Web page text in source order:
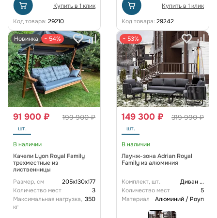
Купить в 1 клик
Код товара: 29210
Купить в 1 клик
Код товара: 29242
Новинка − 54%
199 900 ₽
91 900 ₽
шт.
В наличии
Качели Lyon Royal Family
трехместные из
лиственницы
Размер, см
205х130х177
Количество мест
3
Максимальная нагрузка,
кг
350
− 53%
319 990 ₽
149 300 ₽
шт.
В наличии
Лаунж-зона Adrian Royal
Family из алюминия
Комплект, шт. Диван ...
Количество мест
5
Материал
Алюминий / Роуп